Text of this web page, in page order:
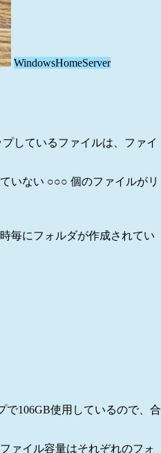
WindowsHomeServer
しているファイルは、ファイ
いない ○○○ 個のファイルがリ
毎にフォルダが作成されてい
106GB使用しているので、合
ァイル容量はそれぞれのフォ